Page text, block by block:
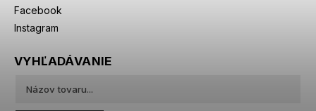
Facebook
Instagram
VYHĽADÁVANIE